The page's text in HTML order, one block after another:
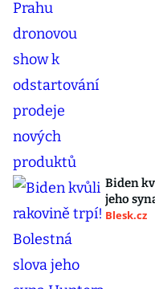
Biden
jeho
Blesk.cz